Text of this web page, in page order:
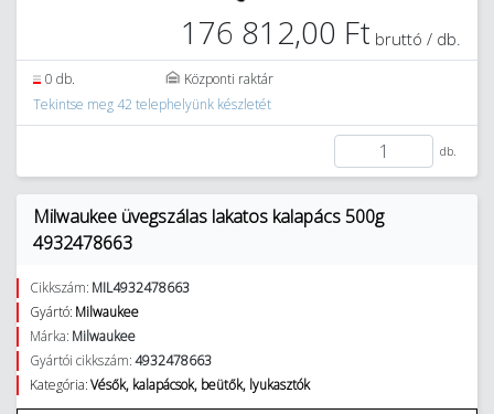
176 812,00 Ft bruttó / db.
0 db.
Központi raktár
Tekintse meg 42 telephelyünk készletét
db.
Milwaukee üvegszálas lakatos kalapács 500g
4932478663
Cikkszám: MIL4932478663
Gyártó: Milwaukee
Márka: Milwaukee
Gyártói cikkszám:4932478663
Kategória:Vésők, kalapácsok, beütők, lyukasztók